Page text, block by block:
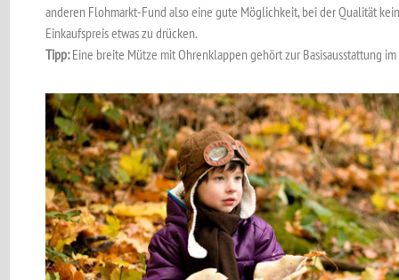
anderen Flohmarkt-Fund also eine gute Möglichkeit, bei der Qualität
Einkaufspreis etwas zu drücken.
Tipp:Eine breite Mütze mit Ohrenklappen gehört zur Basisausstattung